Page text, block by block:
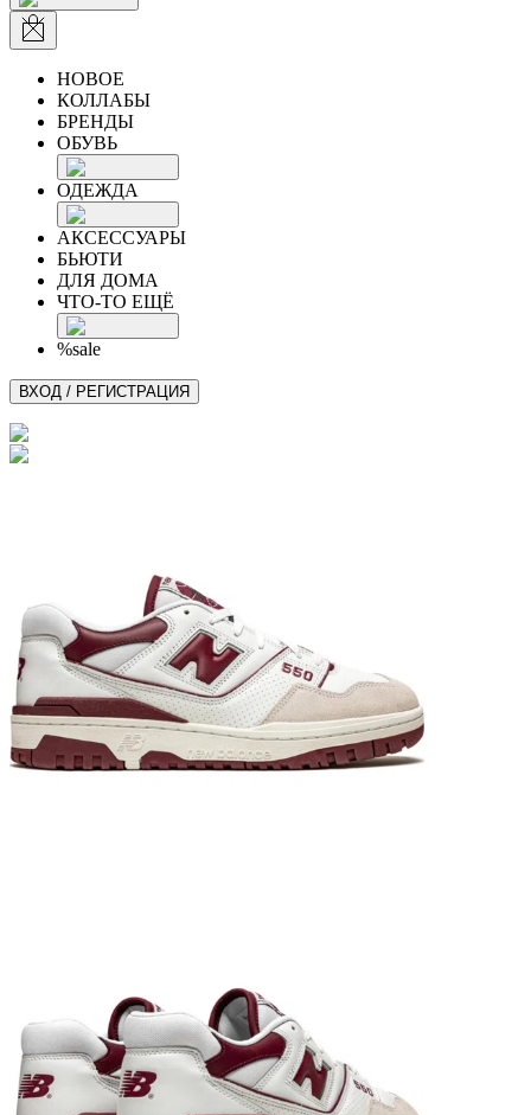
НОВОЕ
КОЛЛАБЫ
БРЕНДЫ
ОБУВЬ
ОДЕЖДА
АКСЕССУАРЫ
БЬЮТИ
ДЛЯ ДОМА
ЧТО-ТО ЕЩЁ
%sale
ВХОД / РЕГИСТРАЦИЯ